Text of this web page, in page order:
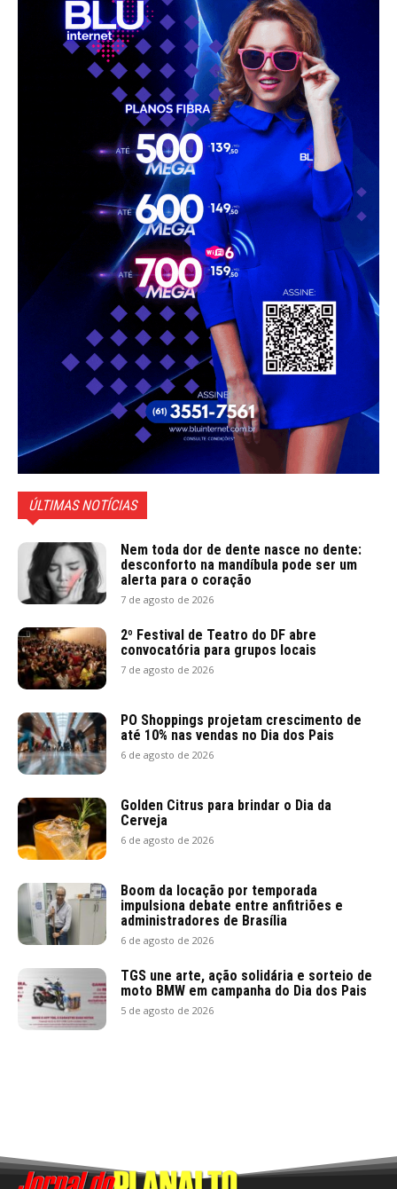
ÚLTIMAS NOTÍCIAS
Nem toda dor de dente nasce no dente:
desconforto na mandíbula pode ser um
alerta para o coração
7 de agosto de 2026
2º Festival de Teatro do DF abre
convocatória para grupos locais
7 de agosto de 2026
PO Shoppings projetam crescimento de
até 10% nas vendas no Dia dos Pais
6 de agosto de 2026
Golden Citrus para brindar o Dia da
Cerveja
6 de agosto de 2026
Boom da locação por temporada
impulsiona debate entre anfitriões e
administradores de Brasília
6 de agosto de 2026
TGS une arte, ação solidária e sorteio de
moto BMW em campanha do Dia dos Pais
5 de agosto de 2026